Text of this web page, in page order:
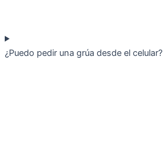
¿Puedo pedir una grúa desde el celular?